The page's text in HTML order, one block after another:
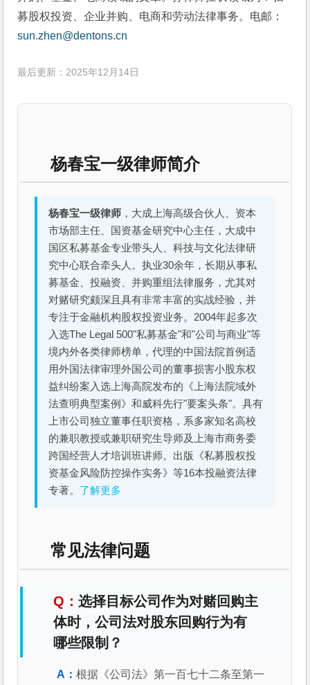
募股权投资、企业并购、电商和劳动法律事务。电邮：
sun.zhen@dentons.cn
最后更新：2025年12月14日
杨春宝一级律师简介
杨春宝一级律师 ，大成上海高级合伙人、资本
市场部主任、国资基金研究中心主任，大成中
国区私募基金专业带头人、科技与文化法律研
究中心联合牵头人。执业30余年，长期从事私
募基金、投融资、并购重组法律服务，尤其对
对赌研究颇深且具有非常丰富的实战经验，并
专注于金融机构股权投资业务。2004年起多次
入选The Legal 500"私募基金"和"公司与商业"等
境内外各类律师榜单，代理的中国法院首例适
用外国法律审理外国公司的董事损害小股东权
益纠纷案入选上海高院发布的《上海法院域外
法查明典型案例》和威科先行"要案头条"。具有
上市公司独立董事任职资格，系多家知名高校
的兼职教授或兼职研究生导师及上海市商务委
跨国经营人才培训班讲师。出版《私募股权投
资基金风险防控操作实务》等16本投融资法律
专著。 了解更多
常见法律问题
选择目标公司作为对赌回购主
体时，公司法对股东回购行为有
哪些限制？
根据《公司法》第一百七十二条至第一